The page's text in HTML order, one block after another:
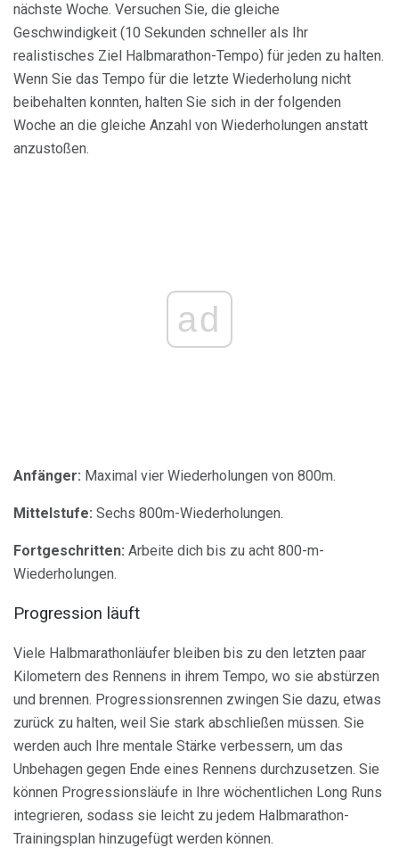
nächste Woche. Versuchen Sie, die gleiche
Geschwindigkeit (10 Sekunden schneller als Ihr
realistisches Ziel Halbmarathon-Tempo) für jeden zu halten.
Wenn Sie das Tempo für die letzte Wiederholung nicht
beibehalten konnten, halten Sie sich in der folgenden
Woche an die gleiche Anzahl von Wiederholungen anstatt
anzustoßen.
ad
Anfänger: Maximal vier Wiederholungen von 800m.
Mittelstufe: Sechs 800m-Wiederholungen.
Fortgeschritten: Arbeite dich bis zu acht 800-m-
Wiederholungen.
Progression läuft
Viele Halbmarathonläufer bleiben bis zu den letzten paar
Kilometern des Rennens in ihrem Tempo, wo sie abstürzen
und brennen. Progressionsrennen zwingen Sie dazu, etwas
zurück zu halten, weil Sie stark abschließen müssen. Sie
werden auch Ihre mentale Stärke verbessern, um das
Unbehagen gegen Ende eines Rennens durchzusetzen. Sie
können Progressionsläufe in Ihre wöchentlichen Long Runs
integrieren, sodass sie leicht zu jedem Halbmarathon-
Trainingsplan hinzugefügt werden können.